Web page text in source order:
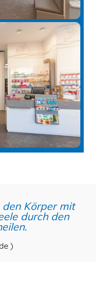
Körper mit
durch den
)